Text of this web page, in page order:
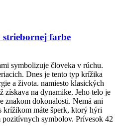
farbe
symbolizuje človeka v rúchu.
Dnes je tento typ krížika
a života. namiesto klasických
získava na dynamike. Jeho telo je
znakom dokonalosti. Nemá ani
krížikom máte šperk, ktorý hýri
pozitívnych symbolov. Prívesok 42